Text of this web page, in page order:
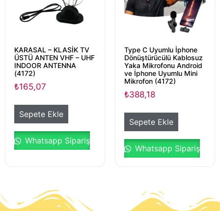
KARASAL – KLASİK TV
ÜSTÜ ANTEN VHF – UHF
INDOOR ANTENNA
(4172)
₺165,07
Sepete Ekle
Whatsapp Sipariş
Type C Uyumlu İphone
Dönüştürücülü Kablosuz
Yaka Mikrofonu Android
ve İphone Uyumlu Mini
Mikrofon (4172)
₺388,18
Sepete Ekle
Whatsapp Sipariş